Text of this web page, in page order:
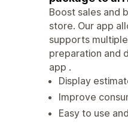
Boost sales and
store. Our app
supports
preparation and
app .
Display
Improve
Easy to use